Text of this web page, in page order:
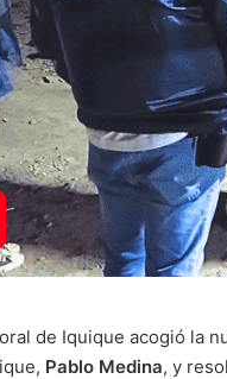
de Iquique acogió la
Pablo Medina, y